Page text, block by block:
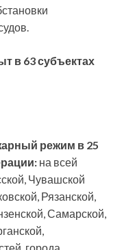
в 63 субъектах
режим в 25
на всей
Чувашской
Рязанской,
Самарской,